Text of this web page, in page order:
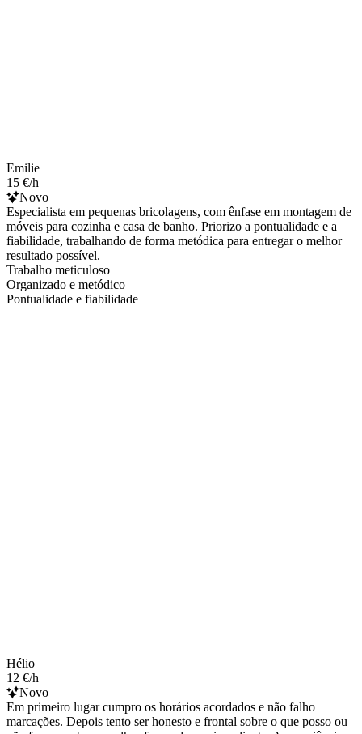
Emilie
15 €/h
Novo
Especialista em pequenas bricolagens, com ênfase em montagem de
móveis para cozinha e casa de banho. Priorizo a pontualidade e a
fiabilidade, trabalhando de forma metódica para entregar o melhor
resultado possível.
Trabalho meticuloso
Organizado e metódico
Pontualidade e fiabilidade
Hélio
12 €/h
Novo
Em primeiro lugar cumpro os horários acordados e não falho
marcações. Depois tento ser honesto e frontal sobre o que posso ou